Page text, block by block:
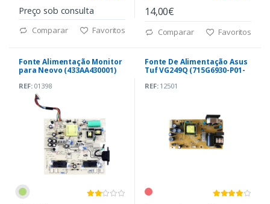
Preço sob consulta
Comparar Favoritos
14,00€
Comparar Favoritos
Fonte Alimentação Monitor
para Neovo (433AA430001)
REF:01398
Fonte De Alimentação Asus
Tuf VG249Q (715G6930-P01-
REF:12501